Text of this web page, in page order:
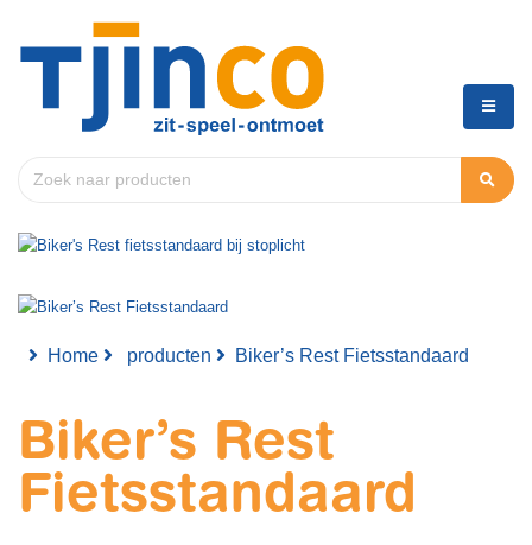
Home producten Biker’s Rest Fietsstandaard
Biker’s Rest
Fietsstandaard